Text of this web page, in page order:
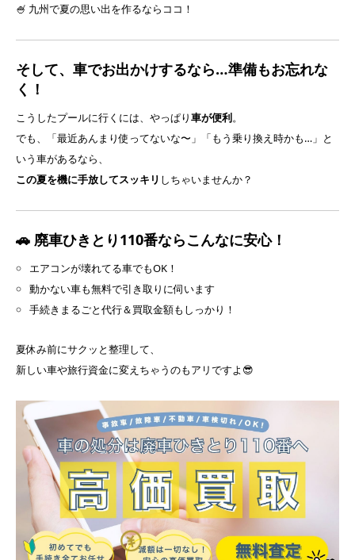
🍧 九州で夏の思い出を作るならココ！
そして、車でお出かけするなら…準備もお忘れな
く！
こうしたプールに行くには、やっぱり車が便利。
でも、「最近あんまり使ってないな〜」「もう乗り換え時かも…」と
いう車があるなら、
この夏を機に手放してスッキリ しちゃいませんか？
🚗 廃車ひきとり110番ならこんなに安心！
エアコンが壊れてる車でもOK！
動かない車も無料で引き取りに伺います
手続きまるごと代行＆買取金額もしっかり！
夏休み前にサクッと整理して、
新しい車や旅行資金に変えちゃうのもアリですよ😎